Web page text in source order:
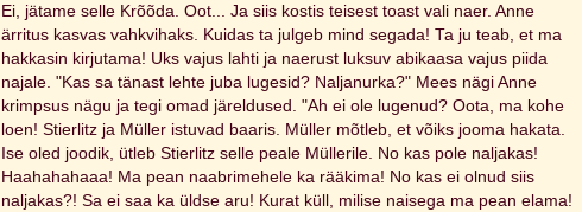
Ei, jätame selle Krõõda. Oot... Ja siis kostis teisest toast vali naer. Anne
ärritus kasvas vahkvihaks. Kuidas ta julgeb mind segada! Ta ju teab, et ma
hakkasin kirjutama! Uks vajus lahti ja naerust luksuv abikaasa vajus piida
najale. "Kas sa tänast lehte juba lugesid? Naljanurka?" Mees nägi Anne
krimpsus nägu ja tegi omad järeldused. "Ah ei ole lugenud? Oota, ma kohe
loen! Stierlitz ja Müller istuvad baaris. Müller mõtleb, et võiks jooma hakata.
Ise oled joodik, ütleb Stierlitz selle peale Müllerile. No kas pole naljakas!
Haahahahaaa! Ma pean naabrimehele ka rääkima! No kas ei olnud siis
naljakas?! Sa ei saa ka üldse aru! Kurat küll, milise naisega ma pean elama!